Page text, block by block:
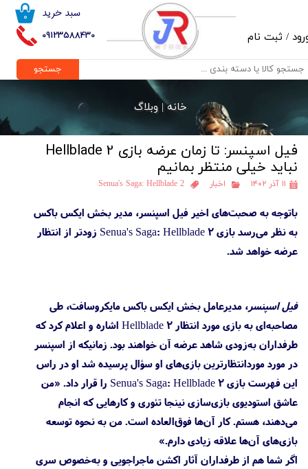
09123588430
۰ سبد خرید
/ ثبت نام
حساب کاربری من
تغییر گذر واژه
خروج از حساب کاربری
جستجو
خانه |وبلاگ
فیل اسپنسر: تا زمان عرضه بازی Hellblade 2
نباید خیلی منتظر بمانیم
۱۱ آذر ۱۴۰۲ اخبار Senua's Saga: Hellblade 2
باتوجه به صحبت‌های اخیر فیل اسپنسر، مدیر بخش ایکس باکس
به نظر می‌رسد بازی Senua's Saga: Hellblade 2 زودتر از انتظار
عرضه خواهد شد.
فیل اسپنسر، مدیرعامل بخش ایکس باکس مایکروسافت، طی
مصاحبه‌ای به بازی مورد انتظار Hellblade 2 اشاره و اعلام کرد که
طرفداران به‌زودی شاهد عرضه آن خواهند بود. زمانیکه از اسپنسر
در مورد موردانتظارترین بازی‌های او سؤال پرسیده شد او در راس
این فهرست بازی Senua's Saga: Hellblade 2 را قرار داد. «من
عاشق استودیوی بازی‌سازی نینجا تئوری و کارهایی که انجام
می‌دهند، هستم. کار آن‌ها فوق‌العاده است. من به نحوه توسعه
بازی‌های آن‌ها علاقه زیادی دارم.»
اگر شما هم از طرفداران آثار اکشن ماجراجویی و به‌خصوص سری